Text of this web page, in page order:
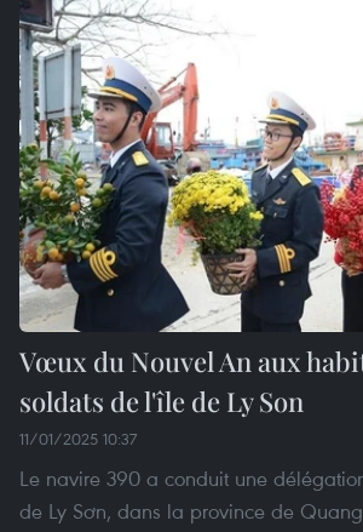
Vœux du Nouvel An aux
soldats de l'île de Ly Son
11/01/2025 10:37
Le navire 390 a conduit une
de Ly Sơn, dans la province de